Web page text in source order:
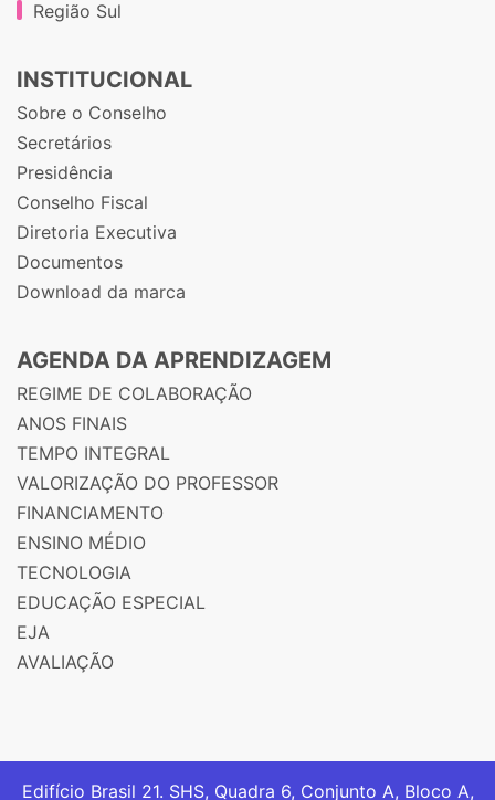
Região Sul
INSTITUCIONAL
Sobre o Conselho
Secretários
Presidência
Conselho Fiscal
Diretoria Executiva
Documentos
Download da marca
AGENDA DA APRENDIZAGEM
REGIME DE COLABORAÇÃO
ANOS FINAIS
TEMPO INTEGRAL
VALORIZAÇÃO DO PROFESSOR
FINANCIAMENTO
ENSINO MÉDIO
TECNOLOGIA
EDUCAÇÃO ESPECIAL
EJA
AVALIAÇÃO
Edifício Brasil 21. SHS, Quadra 6, Conjunto A, Bloco A,